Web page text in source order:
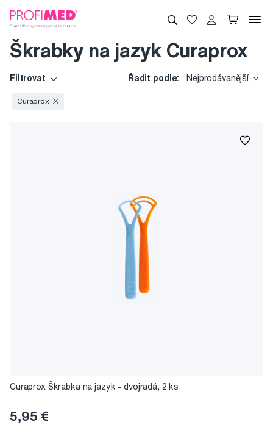
Škrabky na jazyk Curaprox
Filtrovat Řadit podle: Nejprodávanější
Curaprox
Curaprox Škrabka na jazyk - dvojradá, 2 ks
5,95 €